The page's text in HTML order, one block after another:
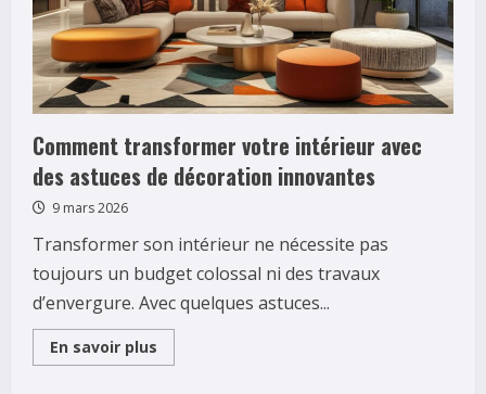
Comment transformer votre intérieur avec
des astuces de décoration innovantes
9 mars 2026
Transformer son intérieur ne nécessite pas
toujours un budget colossal ni des travaux
d’envergure. Avec quelques astuces...
En savoir plus
more